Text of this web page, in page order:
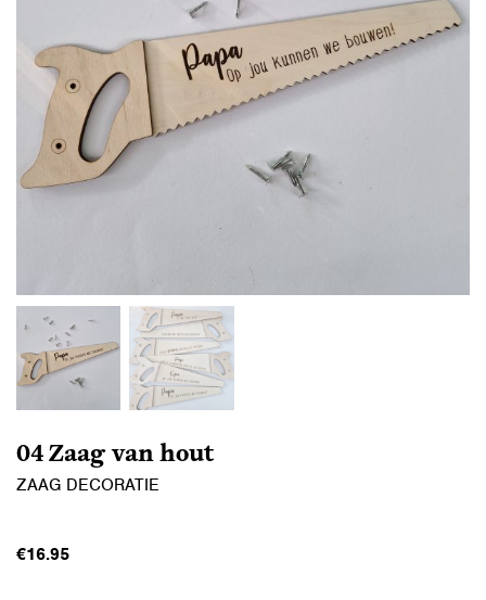
04 Zaag van hout
ZAAG DECORATIE
€16.95